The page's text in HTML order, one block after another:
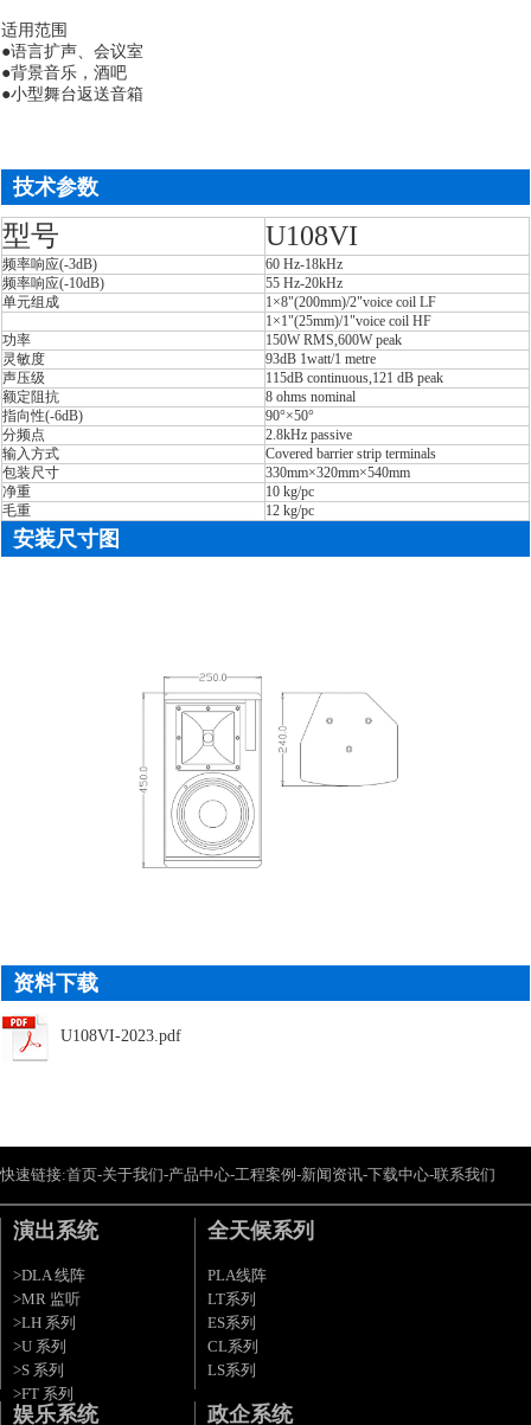
适用范围
●语言扩声、会议室
●背景音乐，酒吧
●小型舞台返送音箱
技术参数
型号 U108VI
频率响应(-3dB)
60 Hz-18kHz
频率响应(-10dB)
55 Hz-20kHz
单元组成
1×8"(200mm)/2"voice coil LF
1×1"(25mm)/1"voice coil HF
功率
150W RMS,600W peak
灵敏度
93dB 1watt/1 metre
声压级
115dB continuous,121 dB peak
额定阻抗
8 ohms nominal
指向性(-6dB)
90°×50°
分频点
2.8kHz passive
输入方式
Covered barrier strip terminals
包装尺寸
330mm×320mm×540mm
净重
10 kg/pc
毛重
12 kg/pc
安装尺寸图
资料下载
U108VI-2023.pdf
快速链接:首页-关于我们-产品中心-工程案例 -新闻资讯-下载中心-联系我们
演出系统
>DLA 线阵
>MR 监听
>LH 系列
>U 系列
>S 系列
>FT 系列
全天候系列
PLA线阵
LT系列
ES系列
CL系列
LS系列
娱乐系统 政企系统